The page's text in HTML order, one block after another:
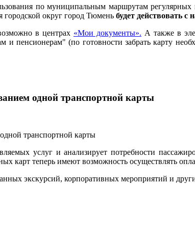
по муниципальным маршрутам
городской округ город Тюмень будет действовать с
в центрах «Мои документы». А также в
и пенсионерам" (по готовности забрать карту
одной транспортной карты
услуг и анализирует потребности
карт теперь имеют возможность осуществлять
экскурсий, корпоративных мероприятий и